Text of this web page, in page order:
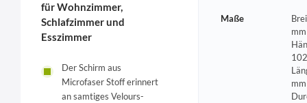
für Wohnzimmer,
Schlafzimmer und
Esszimmer
Der Schirm aus
Microfaser Stoff erinnert
an samtiges Velours-
Maße